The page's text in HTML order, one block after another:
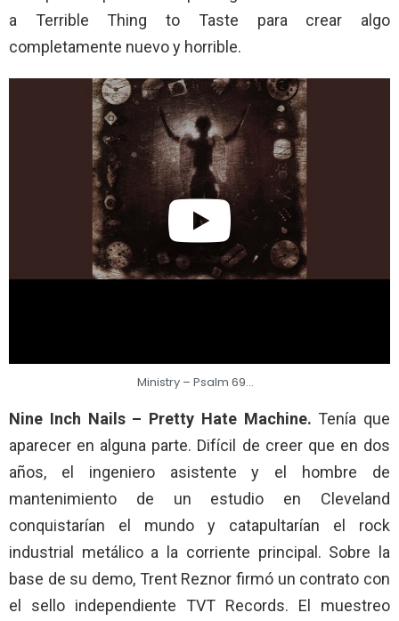
a Terrible Thing to Taste para crear algo
completamente nuevo y horrible.
Ministry – Psalm 69…
Nine Inch Nails – Pretty Hate Machine. Tenía que
aparecer en alguna parte. Difícil de creer que en dos
años, el ingeniero asistente y el hombre de
mantenimiento de un estudio en Cleveland
conquistarían el mundo y catapultarían el rock
industrial metálico a la corriente principal. Sobre la
base de su demo, Trent Reznor firmó un contrato con
el sello independiente TVT Records. El muestreo